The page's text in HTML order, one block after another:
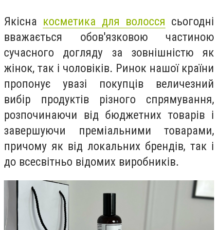
Якісна косметика для волосся сьогодні
вважається обов'язковою частиною
сучасного догляду за зовнішністю як
жінок, так і чоловіків. Ринок нашої країни
пропонує увазі покупців величезний
вибір продуктів різного спрямування,
розпочинаючи від бюджетних товарів і
завершуючи преміальними товарами,
причому як від локальних брендів, так і
до всесвітньо відомих виробників.